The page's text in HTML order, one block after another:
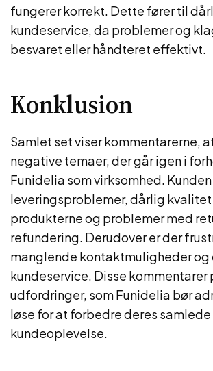
fungerer korrekt. Dette fører til
kundeservice, da problemer og
besvaret eller håndteret effektivt.
Konklusion
Samlet set viser kommentarerne,
negative temaer, der går igen i
Funidelia som virksomhed.
leveringsproblemer, dårlig
produkterne og problemer med
refundering. Derudover er der
manglende kontaktmuligheder og
kundeservice. Disse kommentarer
udfordringer, som Funidelia bør
løse for at forbedre deres samlede
kundeoplevelse.